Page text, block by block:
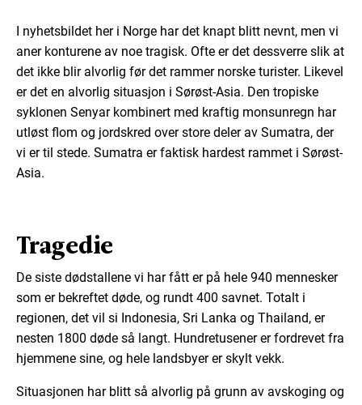
I nyhetsbildet her i Norge har det knapt blitt nevnt, men vi
aner konturene av noe tragisk. Ofte er det dessverre slik at
det ikke blir alvorlig før det rammer norske turister. Likevel
er det en alvorlig situasjon i Sørøst-Asia. Den tropiske
syklonen Senyar kombinert med kraftig monsunregn har
utløst flom og jordskred over store deler av Sumatra, der
vi er til stede. Sumatra er faktisk hardest rammet i Sørøst-
Asia.
Tragedie
De siste dødstallene vi har fått er på hele 940 mennesker
som er bekreftet døde, og rundt 400 savnet. Totalt i
regionen, det vil si Indonesia, Sri Lanka og Thailand, er
nesten 1800 døde så langt. Hundretusener er fordrevet fra
hjemmene sine, og hele landsbyer er skylt vekk.
Situasjonen har blitt så alvorlig på grunn av avskoging og